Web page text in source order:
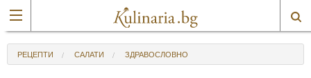
РЕЦЕПТИ САЛАТИ ЗДРАВОСЛОВНО